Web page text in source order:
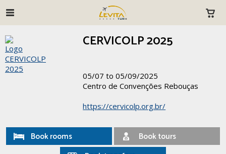
CERVICOLP 2025
05/07 to 05/09/2025
Centro de Convenções Rebouças
https://cervicolp.org.br/
Book rooms
Book tours